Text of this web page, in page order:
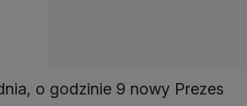
o godzinie 9 nowy Prezes